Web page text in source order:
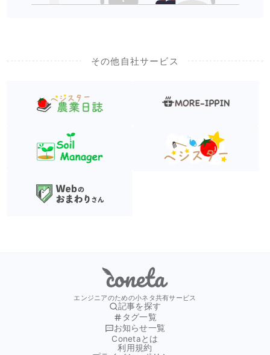
その他自社サービス
Coneta
エンジニアのための小ネタ共有サービス
Conetaとは
利用規約
記事を探す
タグ一覧
お知らせ一覧